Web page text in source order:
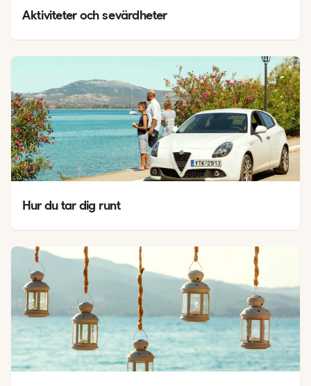
Aktiviteter och sevärdheter
Hur du tar dig runt